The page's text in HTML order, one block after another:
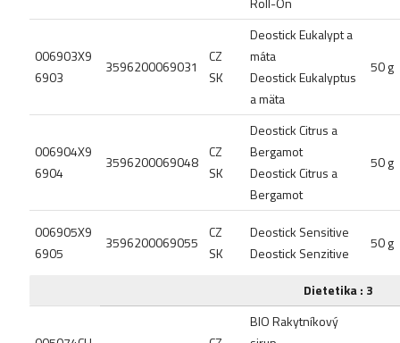
006903X9
6903
3596200069031
CZ
SK
Deostick Eukalypt a
máta
Deostick Eukalyptus
a mäta
50 g
006904X9
6904
3596200069048
CZ
SK
Deostick Citrus a
Bergamot
Deostick Citrus a
Bergamot
50 g
006905X9
6905
3596200069055
CZ
SK
Deostick Sensitive
Deostick Senzitive
50 g
Dietetika : 3
BIO Rakytníkový